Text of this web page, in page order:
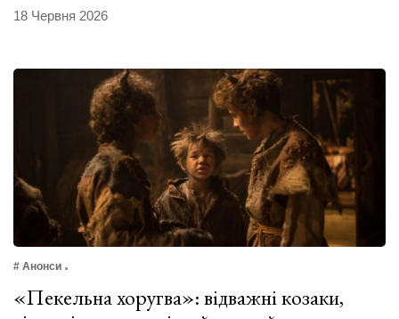
18 Червня 2026
# Анонси
«Пекельна хоругва»: відважні козаки,